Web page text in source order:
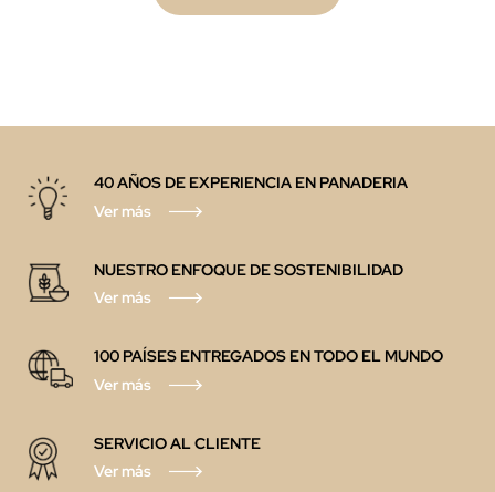
40 AÑOS DE EXPERIENCIA EN PANADERIA
Ver más
NUESTRO ENFOQUE DE SOSTENIBILIDAD
Ver más
100 PAÍSES ENTREGADOS EN TODO EL MUNDO
Ver más
SERVICIO AL CLIENTE
Ver más